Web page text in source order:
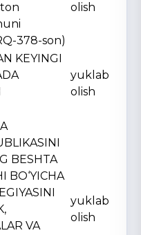
378-son)
olish
KЕYINGI
yuklab
olish
BЕSHTA
BO‘YICHA
VA
yuklab
olish